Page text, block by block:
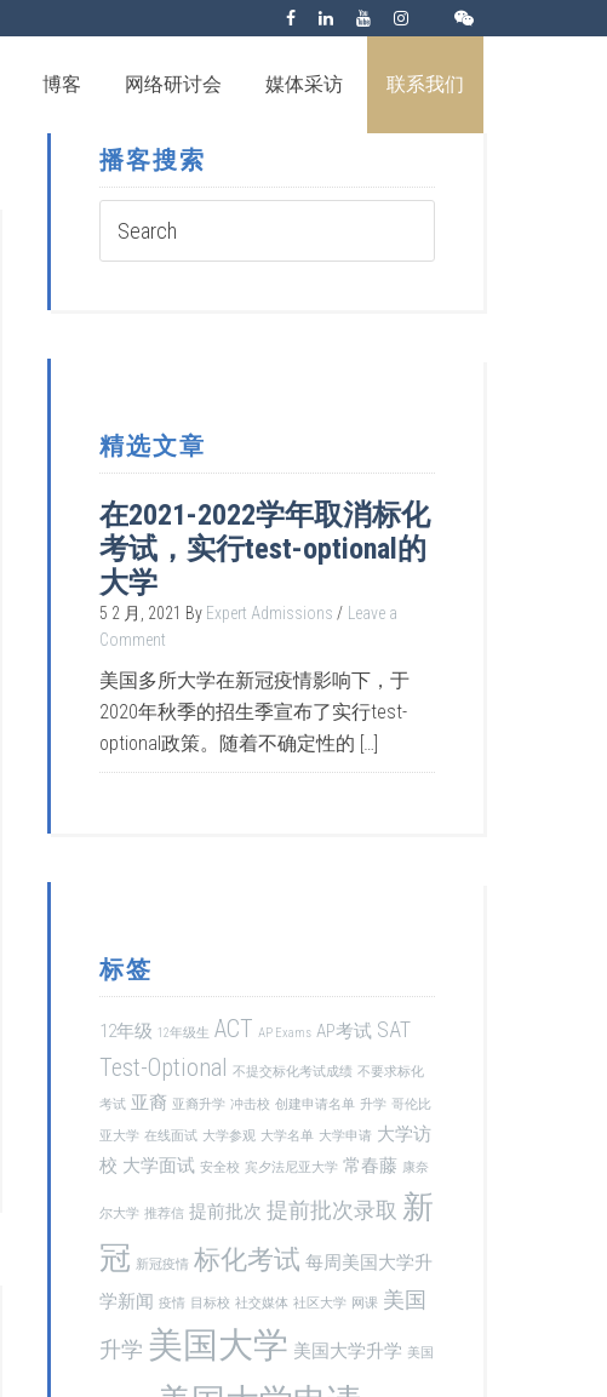
博客 网络研讨会 媒体采访 联系我们
播客搜索
精选文章
在2021-2022学年取消标化
考试，实行test-optional的
大学
5 2 月, 2021 By Expert Admissions
Leave a
Comment
美国多所大学在新冠疫情影响下，于
2020年秋季的招生季宣布了实行test-
optional政策。随着不确定性的 […]
标签
12年级 12年级生 ACT AP Exams AP考试 SAT
Test-Optional 不提交标化考试成绩 不要求标化
考试 亚裔 亚裔升学 冲击校 创建申请名单 升学 哥伦比
亚大学 在线面试 大学参观 大学名单 大学申请 大学访
校 大学面试 安全校 宾夕法尼亚大学 常春藤 康奈
尔大学 推荐信 提前批次 提前批次录取 新
冠 新冠疫情 标化考试 每周美国大学升
学新闻 疫情 目标校 社交媒体 社区大学 网课 美国
升学 美国大学 美国大学升学 美国